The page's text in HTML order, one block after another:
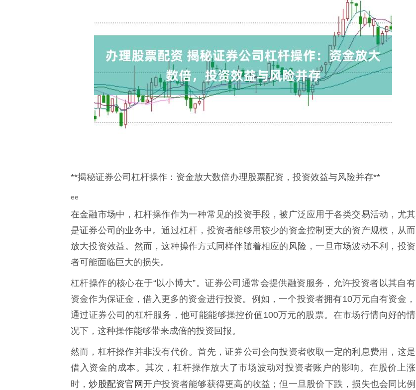
**揭秘证券公司杠杆操作：资金放大数倍办理股票配资，投资效益与风险并存**
ee
在金融市场中，杠杆操作作为一种常见的投资手段，被广泛应用于各类交易活动，尤其
是证券公司的业务中。通过杠杆，投资者能够用较少的资金控制更大的资产规模，从而
放大投资效益。然而，这种操作方式同样伴随着相应的风险，一旦市场波动不利，投资
者可能面临巨大的损失。
杠杆操作的核心在于“以小博大”。证券公司通常会提供融资服务，允许投资者以其自有
资金作为保证金，借入更多的资金进行投资。例如，一个投资者拥有10万元自有资金，
通过证券公司的杠杆服务，他可能能够操控价值100万元的股票。在市场行情向好的情
况下，这种操作能够带来成倍的投资回报。
然而，杠杆操作并非没有代价。首先，证券公司会向投资者收取一定的利息费用，这是
借入资金的成本。其次，杠杆操作放大了市场波动对投资者账户的影响。在股价上涨
时，炒股配资官网开户投资者能够获得更高的收益；但一旦股价下跌，损失也会同比例